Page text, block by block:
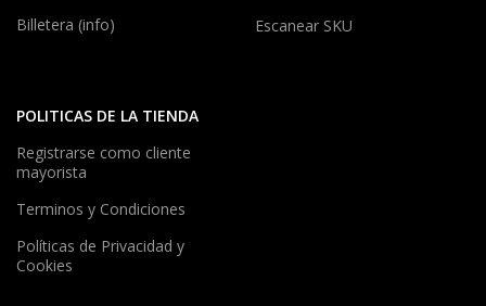
Billetera (info)
Escanear SKU
POLITICAS DE LA TIENDA
Registrarse como cliente
mayorista
Terminos y Condiciones
Políticas de Privacidad y
Cookies